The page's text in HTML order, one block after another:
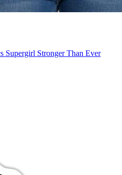
Supergirl Stronger Than Ever